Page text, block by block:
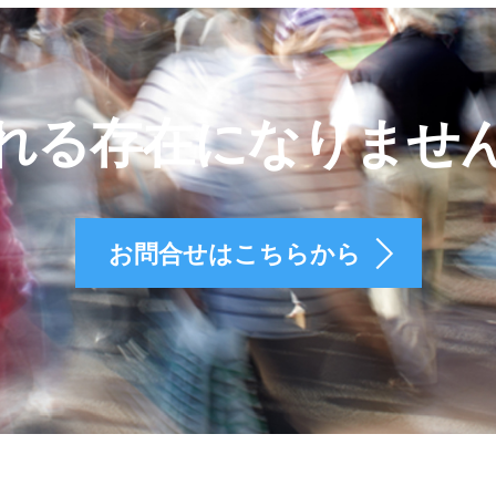
る存在になりませ
お問合せはこちらから